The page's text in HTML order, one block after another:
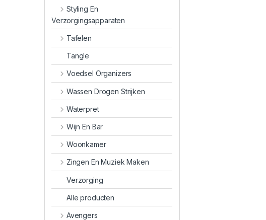
Styling En
Verzorgingsapparaten
Tafelen
Tangle
Voedsel Organizers
Wassen Drogen Strijken
Waterpret
Wijn En Bar
Woonkamer
Zingen En Muziek Maken
Verzorging
Alle producten
Avengers